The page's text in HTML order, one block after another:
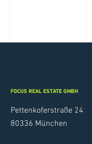
FOCUS REAL ESTATE GMBH
Pettenkoferstraße 24
80336 München